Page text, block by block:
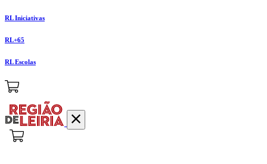
RL Iniciativas
RL+65
RL Escolas